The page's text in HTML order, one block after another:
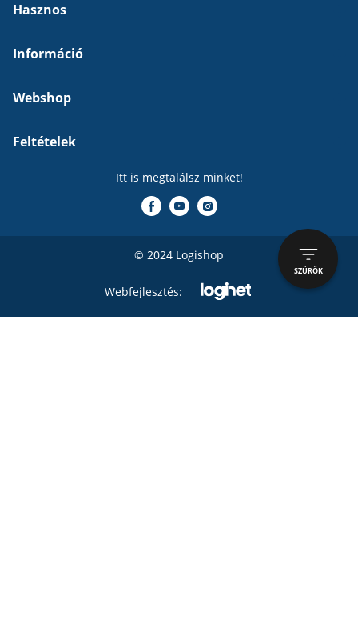
SZŰRŐK
Hasznos
Információ
Webshop
Feltételek
Itt is megtalálsz minket!
© 2024 Logishop
Webfejlesztés: